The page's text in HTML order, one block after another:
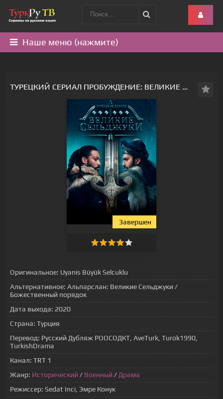
Наше меню (нажмите)
ТУРЕЦКИЙ СЕРИАЛ ПРОБУЖДЕНИЕ: ВЕЛИКИЕ СЕЛЬДЖУКИ - ВСЕ СЕРИИ
Завершен
Оригинальное: Uyanis Büyük Selcuklu
Альтернативное: Альпарслан: Великие Сельджуки /
Божественный порядок
Дата выхода: 2020
Страна: Турция
Перевод: Русский Дубляж РООСОДКТ, AveTurk, Turok1990,
TurkishDrama
Канал: TRT 1
Жанр: Исторический / Военный / Драма
Режиссер: Sedat Inci, Эмре Конук